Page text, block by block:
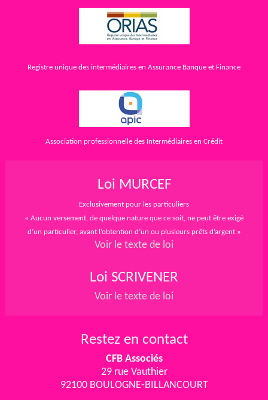
Registre unique des intermédiaires en Assurance Banque et Finance
Association professionnelle des Intermédiaires en Crédit
Loi MURCEF
Exclusivement pour les particuliers
« Aucun versement, de quelque nature que ce soit, ne peut être exigé
d’un particulier, avant l’obtention d’un ou plusieurs prêts d’argent »
Voir le texte de loi
Loi SCRIVENER
Voir le texte de loi
Restez en contact
CFB Associés
29 rue Vauthier
92100 BOULOGNE-BILLANCOURT